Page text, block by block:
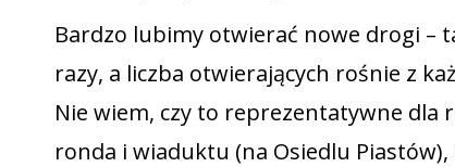
Bardzo lubimy otwierać nowe drogi –
razy, a liczba otwierających rośnie z
Nie wiem, czy to reprezentatywne
ronda i wiaduktu (na Osiedlu